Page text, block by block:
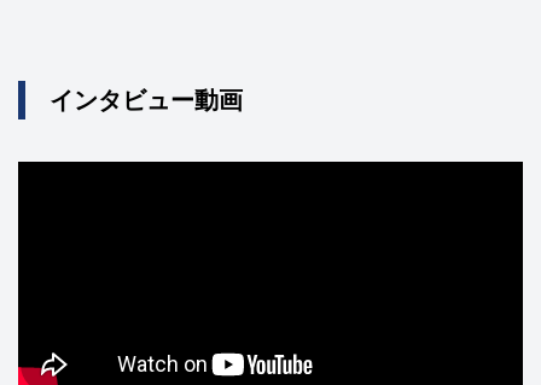
インタビュー動画